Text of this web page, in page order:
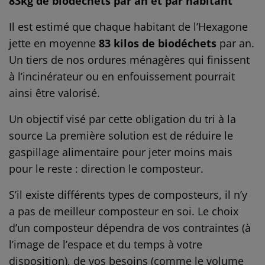
Il est estimé que chaque habitant de l’Hexagone
jette en moyenne83 kilos de biodéchets par an.
Un tiers de nos ordures ménagères qui finissent
à l’incinérateur ou en enfouissement pourrait
ainsi être valorisé.
Un objectif visé par cette obligation du tri à la
source La première solution est de réduire le
gaspillage alimentaire pour jeter moins mais
pour le reste : direction le composteur.
S’il existe différents types de composteurs, il n’y
a pas de meilleur composteur en soi. Le choix
d’un composteur dépendra de vos contraintes (à
l’image de l’espace et du temps à votre
disposition), de vos besoins (comme le volume